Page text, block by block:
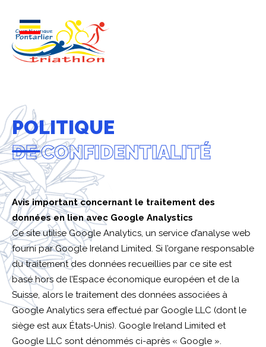
POLITIQUE
DE CONFIDENTIALITÉ
Avis important concernant le traitement des
données en lien avec Google Analystics
Ce site utilise Google Analytics, un service d’analyse web
fourni par Google Ireland Limited. Si l’organe responsable
du traitement des données recueillies par ce site est
basé hors de l’Espace économique européen et de la
Suisse, alors le traitement des données associées à
Google Analytics sera effectué par Google LLC (dont le
siège est aux États-Unis). Google Ireland Limited et
Google LLC sont dénommés ci-après « Google ».